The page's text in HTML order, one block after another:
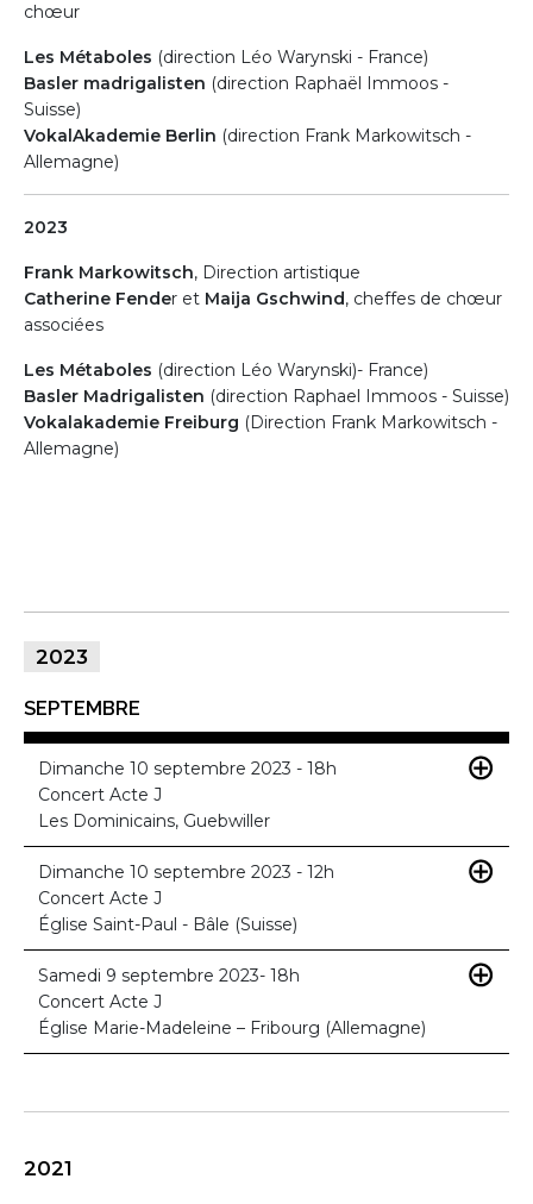
chœur
Les Métaboles (direction Léo Warynski - France)
Basler madrigalisten (direction Raphaël Immoos -
Suisse)
VokalAkademie Berlin (direction Frank Markowitsch -
Allemagne)
2023
Frank Markowitsch, Direction artistique
Catherine Fender et Maija Gschwind, cheffes de chœur
associées
Les Métaboles (direction Léo Warynski)- France)
Basler Madrigalisten (direction Raphael Immoos - Suisse)
Vokalakademie Freiburg (Direction Frank Markowitsch -
Allemagne)
2023
SEPTEMBRE
Dimanche 10 septembre 2023 - 18h
Concert Acte J
Les Dominicains, Guebwiller
Dimanche 10 septembre 2023 - 12h
Concert Acte J
Église Saint-Paul - Bâle (Suisse)
Samedi 9 septembre 2023- 18h
Concert Acte J
Église Marie-Madeleine – Fribourg (Allemagne)
2021